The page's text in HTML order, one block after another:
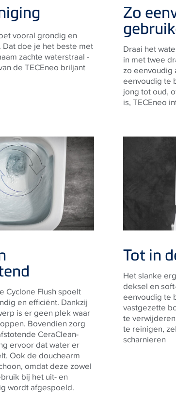
vooral grondig en
doe je het beste met
zachte waterstraal -
de TECEneo briljant
Zo
Draai het
in met twee
zo eenvoudig
eenvoudig te
jong tot oud,
is,TECEneo
Cyclone Flush spoelt
en efficiënt. Dankzij
is er geen plek waar
Bovendien zorg
CeraClean-
ervoor dat water er
Ook de douchearm
omdat deze zowel
bij het uit- en
wordt afgespoeld.
Tot in
Het slanke
deksel en
eenvoudig te
vastgezette
te
te reinigen,
scharnieren